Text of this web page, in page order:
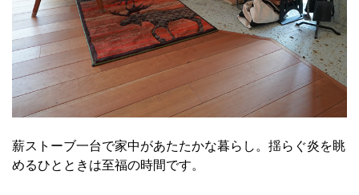
薪ストーブ一台で家中があたたかな暮らし。揺らぐ炎を眺
めるひとときは至福の時間です。